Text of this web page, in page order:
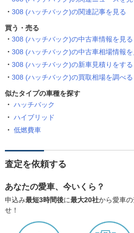
308 (ハッチバック)の関連記事を見る
買う・売る
308 (ハッチバック)の中古車情報を見る
308 (ハッチバック)の中古車相場情報を
308 (ハッチバック)の新車見積りをする
308 (ハッチバック)の買取相場を調べる
似たタイプの車種を探す
ハッチバック
ハイブリッド
低燃費車
査定を依頼する
あなたの愛車、今いくら？
申込み最短3時間後に最大20社から愛車
せ！